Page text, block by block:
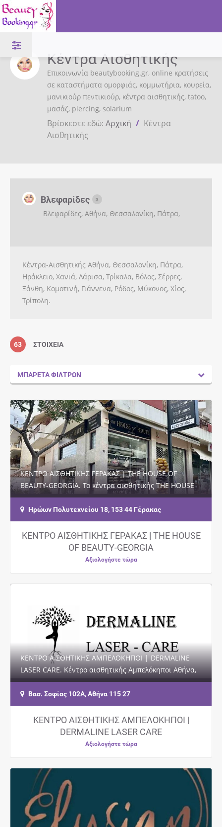
Κέντρα Αισθητικής
Επικοινωνία beautybooking.gr, online κρατήσεις
σε καταστήματα ομορφιάς, κομμωτήρια, κουρεία,
μανικιούρ πεντικιούρ, κέντρα αισθητικής, tatoo,
μασάζ, piercing, solarium
Βρίσκεστε εδώ: Αρχική / Κέντρα
Αισθητικής
Βλεφαρίδες 3
Βλεφαρίδες, Αθήνα, Θεσσαλονίκη, Πάτρα,
Κέντρα-Αισθητικής Αθήνα, Θεσσαλονίκη, Πάτρα,
Ηράκλειο, Χανιά, Λάρισα, Τρίκαλα, Βόλος, Σέρρες,
Ξάνθη, Κομοτινή, Γιάννενα, Ρόδος, Μύκονος, Χίος,
Τρίπολη.
63 ΣΤΟΙΧΕΊΑ
ΜΠΑΡΈΤΑ ΦΊΛΤΡΩΝ
ΚΕΝΤΡΟ ΑΙΣΘΗΤΙΚΗΣ ΓΕΡΑΚΑΣ | THE HOUSE OF
BEAUTY-GEORGIA. Το κέντρα αισθητικής THE HOUSE
OF BEAUTY by GEORGIA στο Γέρακα είναι ένας
όμορφος…
Ηρώων Πολυτεχνείου 18, 153 44 Γέρακας
ΚΕΝΤΡΟ ΑΙΣΘΗΤΙΚΗΣ ΓΕΡΑΚΑΣ | THE HOUSE
OF BEAUTY-GEORGIA
Αξιολογήστε τώρα
ΚΕΝΤΡΟ ΑΙΣΘΗΤΙΚΗΣ ΑΜΠΕΛΟΚΗΠΟΙ | DERMALINE
LASER CARE. Κέντρο αισθητικής Αμπελόκηποι Αθήνα,
θεραπείες προσώπου, botox, υαλουρονικό,…
Βασ. Σοφίας 102Α, Αθήνα 115 27
ΚΕΝΤΡΟ ΑΙΣΘΗΤΙΚΗΣ ΑΜΠΕΛΟΚΗΠΟΙ |
DERMALINE LASER CARE
Αξιολογήστε τώρα